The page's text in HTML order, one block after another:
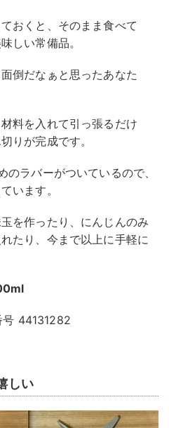
おくと、そのまま食べて
しい常備品。
倒だなぁと思ったあなた
料を入れて引っ張るだけ
りが完成です。
ラバーがついているので、
います。
を作ったり、にんじんのみ
たり、今まで以上に手軽に
号 44131282
しい